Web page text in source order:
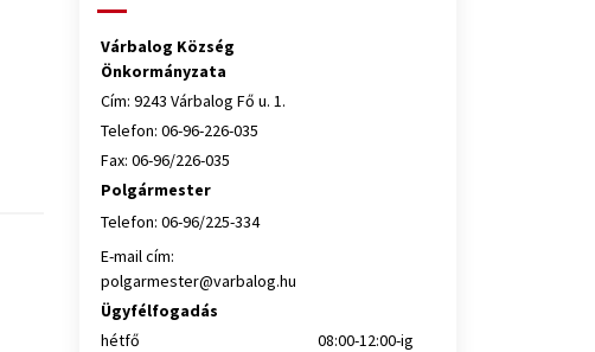
Várbalog Község
Önkormányzata
Cím: 9243 Várbalog Fő u. 1.
Telefon: 06-96-226-035
Fax: 06-96/226-035
Polgármester
Telefon: 06-96/225-334
E-mail cím:
polgarmester@varbalog.hu
Ügyfélfogadás
hétfő
08:00-12:00-ig